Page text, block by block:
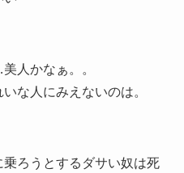
人かなぁ。。
な人にみえないのは。
ろうとするダサい奴は死